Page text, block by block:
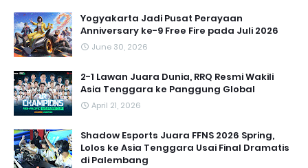
Yogyakarta Jadi Pusat Perayaan
Anniversary ke-9 Free Fire pada Juli 2026
June 30, 2026
2-1 Lawan Juara Dunia, RRQ Resmi Wakili
Asia Tenggara ke Panggung Global
April 21, 2026
Shadow Esports Juara FFNS 2026 Spring,
Lolos ke Asia Tenggara Usai Final Dramatis
di Palembang